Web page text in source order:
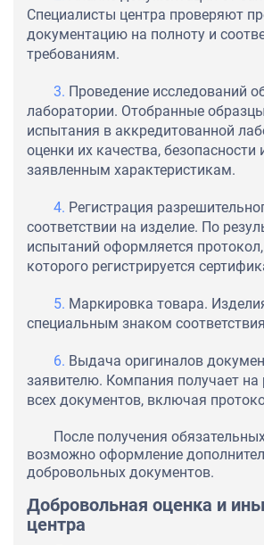
Специалисты центра проверяют
документацию на полноту и
требованиям.
Проведение исследований
лаборатории. Отобранные
испытания в аккредитованной
оценки их качества, безопасности
заявленным характеристикам.
Регистрация
соответствии на изделие. По
испытаний оформляется
которого регистрируется
Маркировка товара.
специальным знаком
Выдача оригиналов
заявителю. Компания получает на
всех документов, включая
После получения
возможно оформление
добровольных документов.
Добровольная оценка и
центра